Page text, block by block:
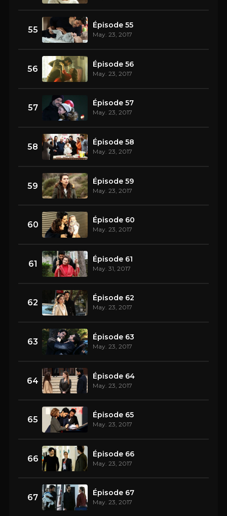
55 Épisode 55
May. 23, 2017
56 Épisode 56
May. 23, 2017
57 Épisode 57
May. 23, 2017
58 Épisode 58
May. 23, 2017
59 Épisode 59
May. 23, 2017
60 Épisode 60
May. 23, 2017
61 Épisode 61
May. 31, 2017
62 Épisode 62
May. 23, 2017
63 Épisode 63
May. 23, 2017
64 Épisode 64
May. 23, 2017
65 Épisode 65
May. 23, 2017
66 Épisode 66
May. 23, 2017
67 Épisode 67
May. 23, 2017